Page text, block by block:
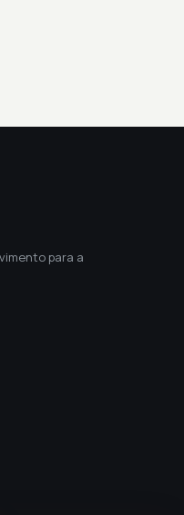
para a